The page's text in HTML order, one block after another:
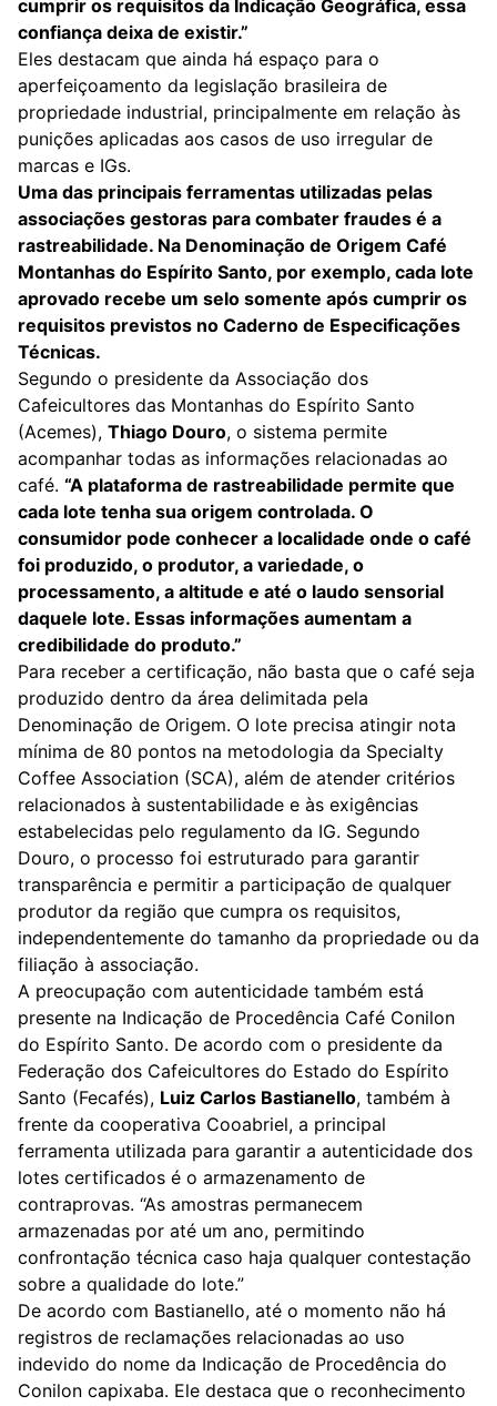
cumprir os requisitos da Indicação Geográfica, essa
confiança deixa de existir.”
Eles destacam que ainda há espaço para o
aperfeiçoamento da legislação brasileira de
propriedade industrial, principalmente em relação às
punições aplicadas aos casos de uso irregular de
marcas e IGs.
Uma das principais ferramentas utilizadas pelas
associações gestoras para combater fraudes é a
rastreabilidade. Na Denominação de Origem Café
Montanhas do Espírito Santo, por exemplo, cada lote
aprovado recebe um selo somente após cumprir os
requisitos previstos no Caderno de Especificações
Técnicas.
Segundo o presidente da Associação dos
Cafeicultores das Montanhas do Espírito Santo
(Acemes), Thiago Douro, o sistema permite
acompanhar todas as informações relacionadas ao
café. “A plataforma de rastreabilidade permite que
cada lote tenha sua origem controlada. O
consumidor pode conhecer a localidade onde o café
foi produzido, o produtor, a variedade, o
processamento, a altitude e até o laudo sensorial
daquele lote. Essas informações aumentam a
credibilidade do produto.”
Para receber a certificação, não basta que o café seja
produzido dentro da área delimitada pela
Denominação de Origem. O lote precisa atingir nota
mínima de 80 pontos na metodologia da Specialty
Coffee Association (SCA), além de atender critérios
relacionados à sustentabilidade e às exigências
estabelecidas pelo regulamento da IG. Segundo
Douro, o processo foi estruturado para garantir
transparência e permitir a participação de qualquer
produtor da região que cumpra os requisitos,
independentemente do tamanho da propriedade ou da
filiação à associação.
A preocupação com autenticidade também está
presente na Indicação de Procedência Café Conilon
do Espírito Santo. De acordo com o presidente da
Federação dos Cafeicultores do Estado do Espírito
Santo (Fecafés), Luiz Carlos Bastianello, também à
frente da cooperativa Cooabriel, a principal
ferramenta utilizada para garantir a autenticidade dos
lotes certificados é o armazenamento de
contraprovas. “As amostras permanecem
armazenadas por até um ano, permitindo
confrontação técnica caso haja qualquer contestação
sobre a qualidade do lote.”
De acordo com Bastianello, até o momento não há
registros de reclamações relacionadas ao uso
indevido do nome da Indicação de Procedência do
Conilon capixaba. Ele destaca que o reconhecimento